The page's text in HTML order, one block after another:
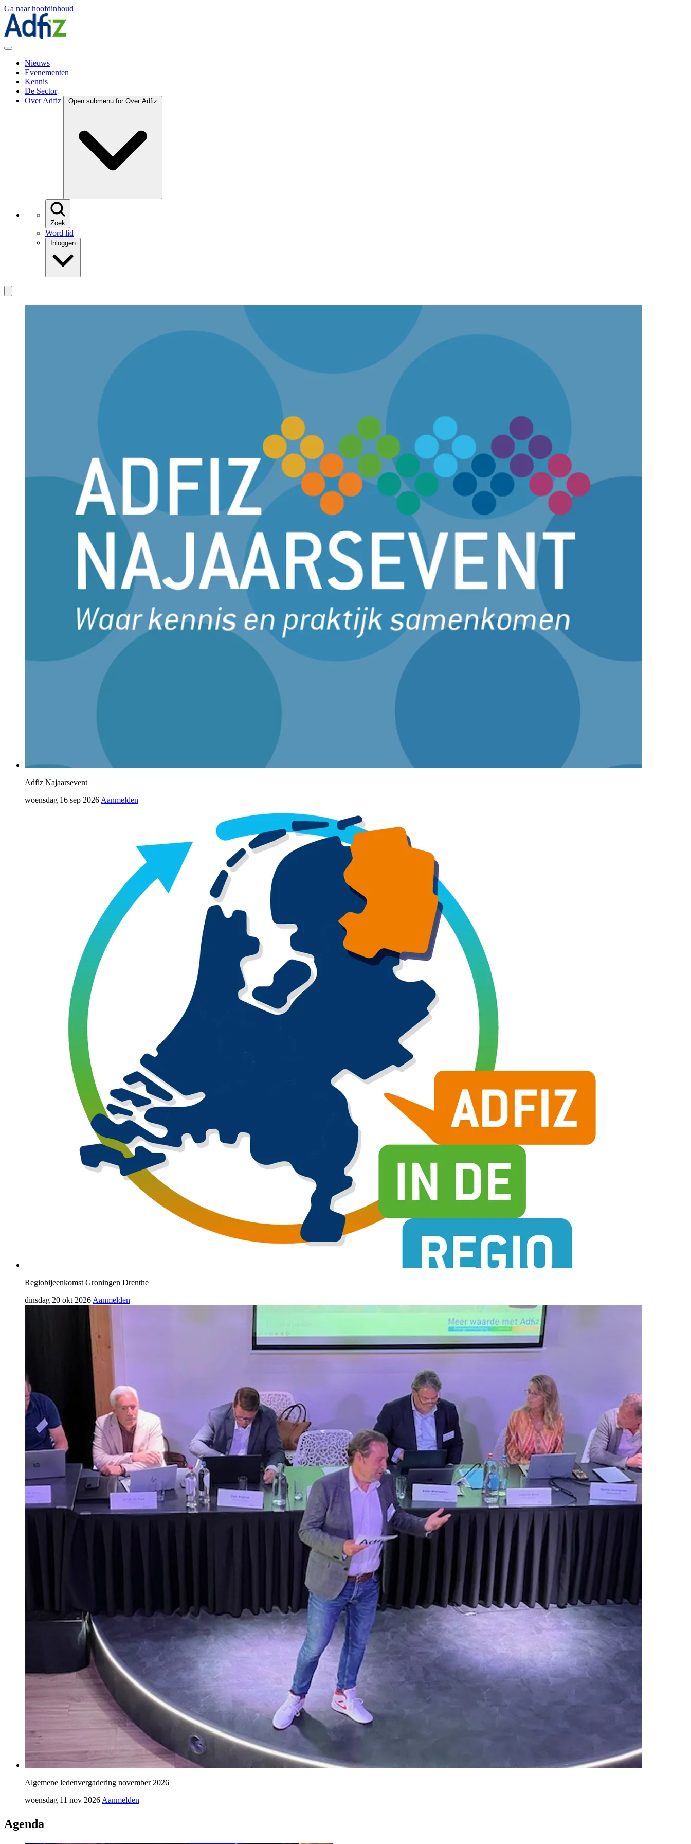
Ga naar hoofdinhoud
Nieuws
Evenementen
Kennis
De Sector
Over Adfiz
Open submenu for Over Adfiz
Zoek
Word lid
Inloggen
Adfiz Najaarsevent
woensdag 16 sep 2026 Aanmelden
Regiobijeenkomst Groningen Drenthe
dinsdag 20 okt 2026 Aanmelden
Algemene ledenvergadering november 2026
woensdag 11 nov 2026 Aanmelden
Agenda